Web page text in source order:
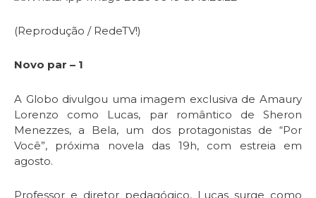
(Reprodução / RedeTV!)
Novo par – 1
A Globo divulgou uma imagem exclusiva de Amaury
Lorenzo como Lucas, par romântico de Sheron
Menezzes, a Bela, um dos protagonistas de “Por
Você”, próxima novela das 19h, com estreia em
agosto.
Professor e diretor pedagógico, Lucas surge como